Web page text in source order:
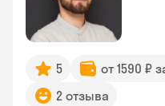
5 от 1590 ₽
2 отзыва